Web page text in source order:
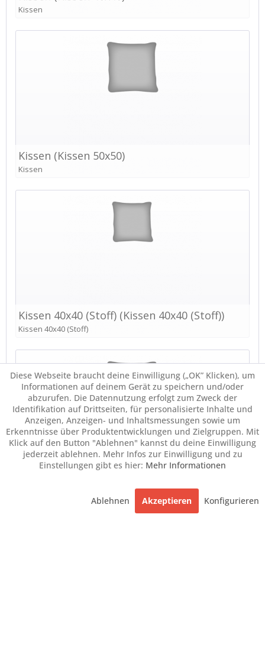
Diese Webseite braucht deine Einwilligung („OK” Klicken), um
Informationen auf deinem Gerät zu speichern und/oder
abzurufen. Die Datennutzung erfolgt zum Zweck der
Identifikation auf Drittseiten, für personalisierte Inhalte und
Anzeigen, Anzeigen- und Inhaltsmessungen sowie um
Erkenntnisse über Produktentwicklungen und Zielgruppen. Mit
Klick auf den Button "Ablehnen" kannst du deine Einwilligung
jederzeit ablehnen. Mehr Infos zur Einwilligung und zu
Einstellungen gibt es hier: Mehr Informationen
Ablehnen Akzeptieren Konfigurieren